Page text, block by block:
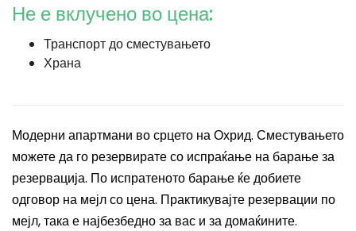
Не е вклучено во цена:
Транспорт до сместувањето
Храна
Модерни апартмани во срцето на Охрид. Сместувањето
можете да го резервирате со испраќање на барање за
резервација. По испратеното барање ќе добиете
одговор на мејл со цена. Практикувајте резервации по
мејл, така е најбезбедно за вас и за домаќините.